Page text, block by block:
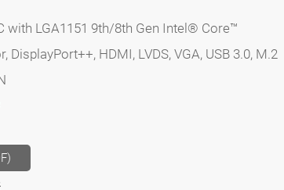
with LGA1151 9th/8th Gen Intel® Core™
HDMI, LVDS, VGA, USB 3.0, M.2